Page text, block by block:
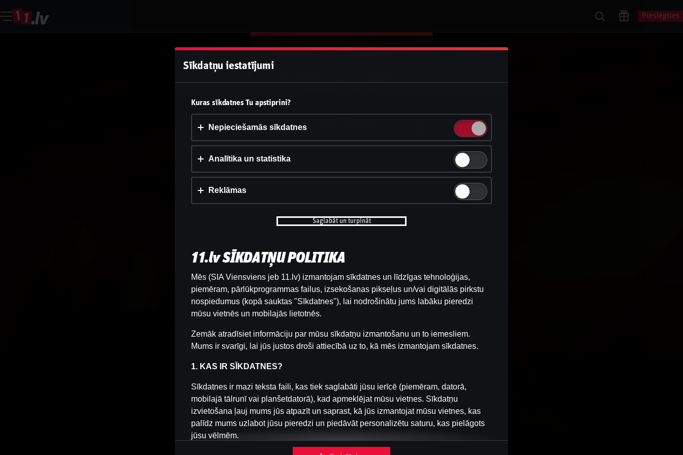
Pieslēgties
Šai spēlei nav pieejama demo versija. Lūdzu,
pieslēdzies, lai spēlētu ar īstu naudu.
Vai pieņemt sīkdatnes?
Šī vietne izmanto 3 dažādu veidu sīkdatnes:
Apstiprināt visu
Iestatījumi un informācija
Sīkdatņu iestatījumi
Kuras sīkdatnes Tu apstiprini?
Nepieciešamās sīkdatnes
Analītika un statistika
Reklāmas
Saglabāt un turpināt
11.lv SĪKDATŅU POLITIKA
Mēs (SIA Viensviens jeb 11.lv) izmantojam sīkdatnes un līdzīgas tehnoloģijas,
piemēram, pārlūkprogrammas failus, izsekošanas pikseļus un/vai digitālās pirkstu
nospiedumus (kopā sauktas "Sīkdatnes"), lai nodrošinātu jums labāku pieredzi
mūsu vietnēs un mobilajās lietotnēs.
Zemāk atradīsiet informāciju par mūsu sīkdatņu izmantošanu un to iemesliem.
Mums ir svarīgi, lai jūs justos droši attiecībā uz to, kā mēs izmantojam sīkdatnes.
1. KAS IR SĪKDATNES?
Sīkdatnes ir mazi teksta faili, kas tiek saglabāti jūsu ierīcē (piemēram, datorā,
mobilajā tālrunī vai planšetdatorā), kad apmeklējat mūsu vietnes. Sīkdatņu
izvietošana ļauj mums jūs atpazīt un saprast, kā jūs izmantojat mūsu vietnes, kas
palīdz mums uzlabot jūsu pieredzi un piedāvāt personalizētu saturu, kas pielāgots
jūsu vēlmēm.